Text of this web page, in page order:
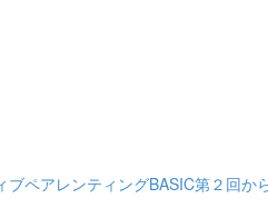
ペアレンティングBASIC第２回か